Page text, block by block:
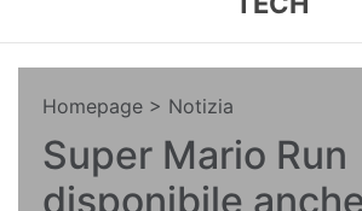
Homepage > Notizia
Super Mario Run
disponibile